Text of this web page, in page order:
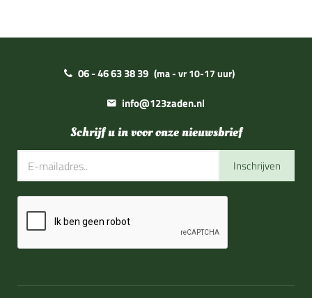
06 - 46 63 38 39 (ma - vr 10-17 uur)
info@123zaden.nl
Schrijf u in voor onze nieuwsbrief
Inschrijven